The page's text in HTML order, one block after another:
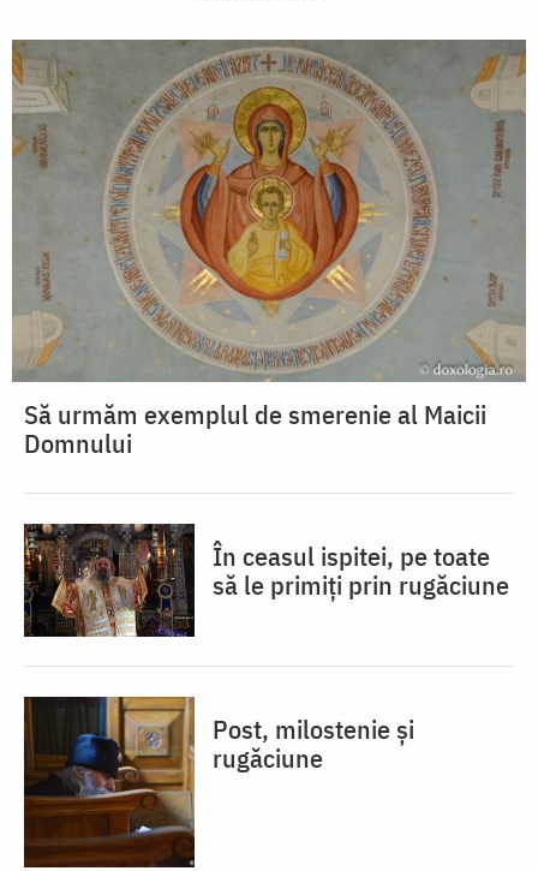
Să urmăm exemplul de smerenie al Maicii
Domnului
În ceasul ispitei, pe toate
să le primiți prin rugăciune
Post, milostenie și
rugăciune